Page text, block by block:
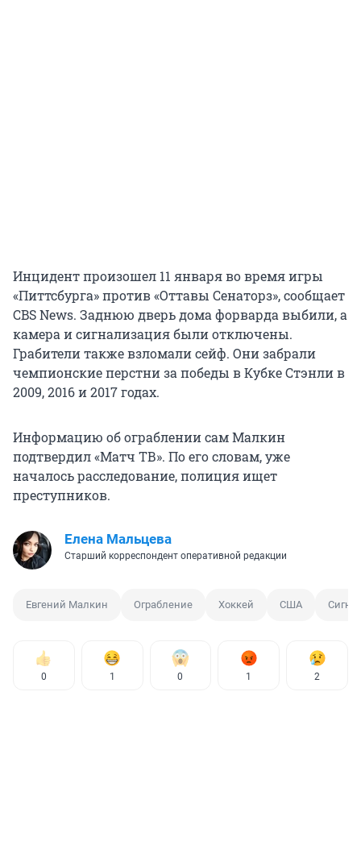
Инцидент произошел 11 января во время игры
«Питтсбурга» против «Оттавы Сенаторз», сообщает
CBS News. Заднюю дверь дома форварда выбили, а
камера и сигнализация были отключены.
Грабители также взломали сейф. Они забрали
чемпионские перстни за победы в Кубке Стэнли в
2009, 2016 и 2017 годах.
Информацию об ограблении сам Малкин
подтвердил «Матч ТВ». По его словам, уже
началось расследование, полиция ищет
преступников.
Елена Мальцева
Старший корреспондент оперативной редакции
Евгений Малкин Ограбление Хоккей США
0 1 0 1 2